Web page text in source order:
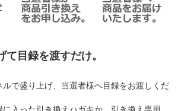
目録を渡すだけ。
で盛り上げ、当選者様へ目録をお渡しくだ